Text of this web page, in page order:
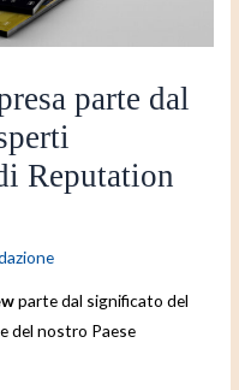
parte dal
Reputation
parte dal significato del
del nostro Paese